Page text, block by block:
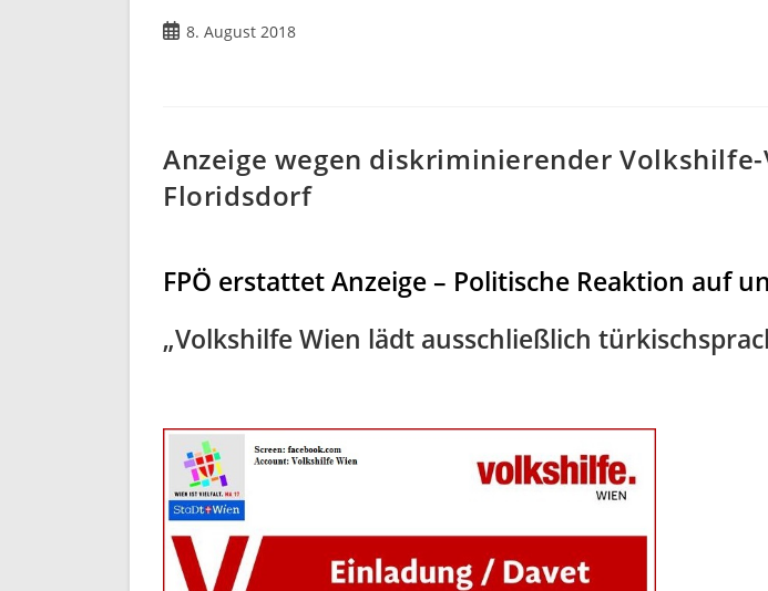
8. August 2018
Anzeige wegen diskriminierender
Floridsdorf
FPÖ erstattet Anzeige – Politische Reaktion auf
„Volkshilfe Wien lädt ausschließlich